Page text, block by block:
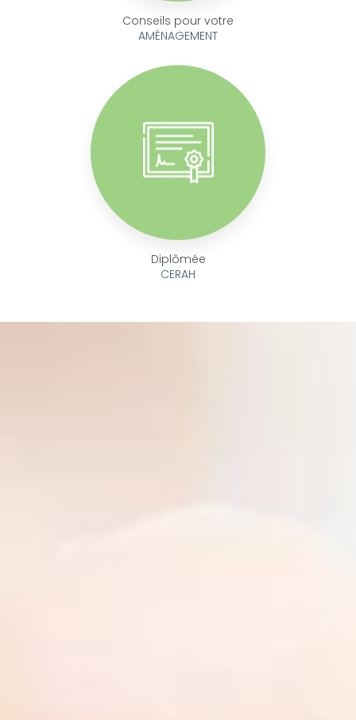
Conseils pour votre
AMÉNAGEMENT
Diplômée
CERAH